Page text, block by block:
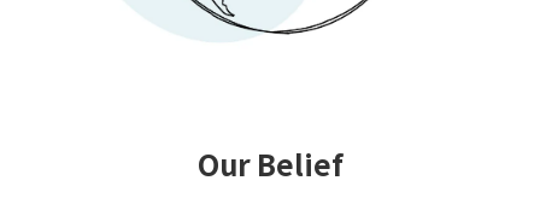
Our Belief